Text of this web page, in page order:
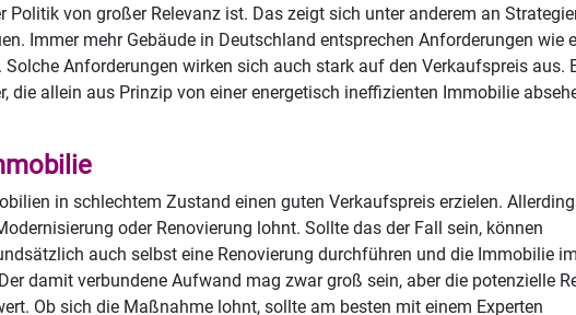
Politik von großer Relevanz ist. Das zeigt sich unter anderem an
Immer mehr Gebäude in Deutschland entsprechen Anforderungen wie
Solche Anforderungen wirken sich auch stark auf den Verkaufspreis aus.
die allein aus Prinzip von einer energetisch ineffizienten Immobilie
in schlechtem Zustand einen guten Verkaufspreis erzielen.
oder Renovierung lohnt. Sollte das der Fall sein, können
auch selbst eine Renovierung durchführen und die Immobilie im
damit verbundene Aufwand mag zwar groß sein, aber die potenzielle
Ob sich die Maßnahme lohnt, sollte am besten mit einem Experten